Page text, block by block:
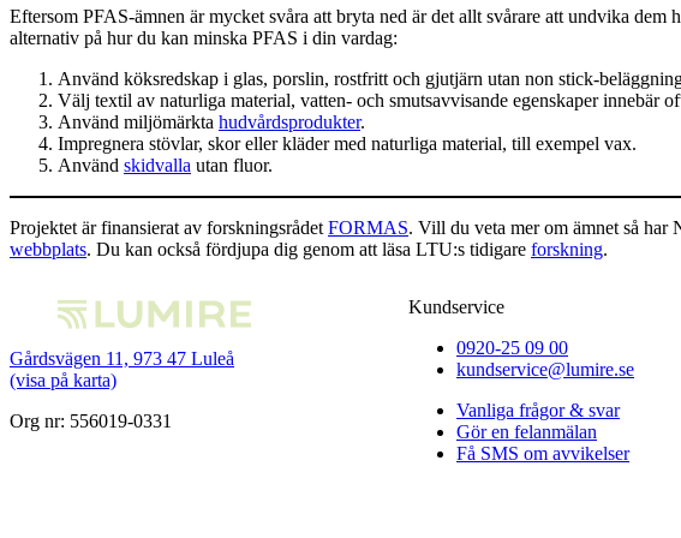
Eftersom PFAS-ämnen är mycket svåra att bryta ned är det allt svårare att undvika dem
alternativ på hur du kan minska PFAS i din vardag:
Använd köksredskap i glas, porslin, rostfritt och gjutjärn utan non stick-
Välj textil av naturliga material, vatten- och smutsavvisande egenskaper innebär
Använd miljömärkta hudvårdsprodukter.
Impregnera stövlar, skor eller kläder med naturliga material, till exempel vax.
Använd skidvalla utan fluor.
Projektet är finansierat av forskningsrådet FORMAS. Vill du veta mer om ämnet så har
webbplats. Du kan också fördjupa dig genom att läsa LTU:s tidigare forskning.
Gårdsvägen 11, 973 47 Luleå
(visa på karta)
Org nr: 556019-0331
Kundservice
0920-25 09 00
kundservice@lumire.se
Vanliga frågor & svar
Gör en felanmälan
Få SMS om avvikelser